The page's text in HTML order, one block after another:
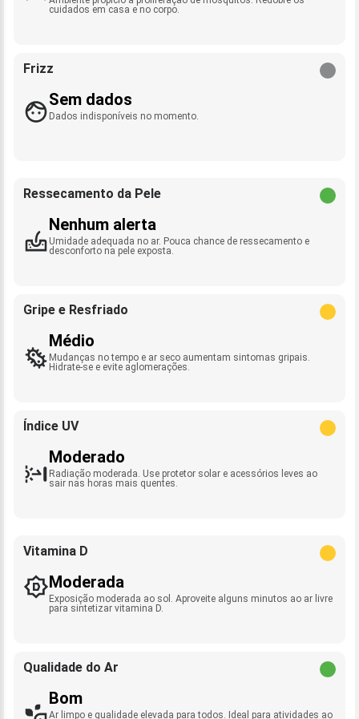
cuidados em casa e no corpo.
Frizz
Sem dados
Dados indisponíveis no momento.
Ressecamento da Pele
Nenhum alerta
Umidade adequada no ar. Pouca chance de ressecamento e
desconforto na pele exposta.
Gripe e Resfriado
Médio
Mudanças no tempo e ar seco aumentam sintomas gripais.
Hidrate-se e evite aglomerações.
Índice UV
Moderado
Radiação moderada. Use protetor solar e acessórios leves ao
sair nas horas mais quentes.
Vitamina D
Moderada
Exposição moderada ao sol. Aproveite alguns minutos ao ar livre
para sintetizar vitamina D.
Qualidade do Ar
Bom
Ar limpo e qualidade elevada para todos. Ideal para atividades ao